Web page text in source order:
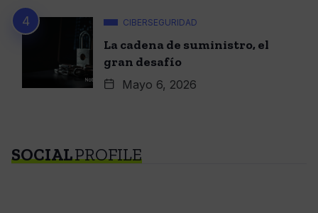
CIBERSEGURIDAD
La cadena de suministro, el
gran desafío
Mayo 6, 2026
SOCIALPROFILE